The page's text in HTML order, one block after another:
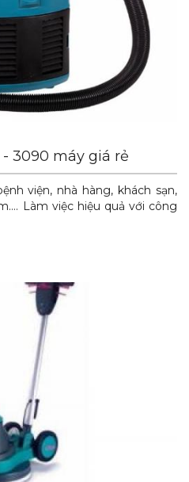
3090 máy giá rẻ
viện, nhà hàng, khách sạn,
Làm việc hiệu quả với công